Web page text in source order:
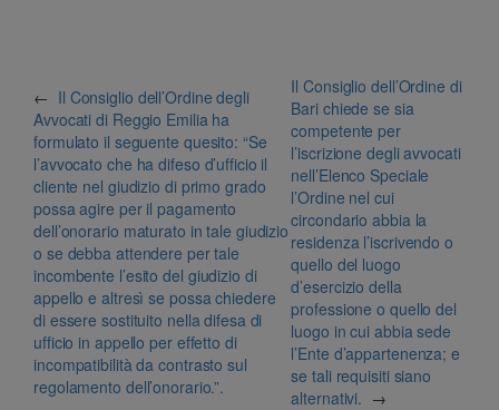
← Il Consiglio dell’Ordine degli
Avvocati di Reggio Emilia ha
formulato il seguente quesito: “Se
l’avvocato che ha difeso d’ufficio il
cliente nel giudizio di primo grado
possa agire per il pagamento
dell’onorario maturato in tale giudizio
o se debba attendere per tale
incombente l’esito del giudizio di
appello e altresì se possa chiedere
di essere sostituito nella difesa di
ufficio in appello per effetto di
incompatibilità da contrasto sul
regolamento dell’onorario.”.
Il Consiglio dell’Ordine di
Bari chiede se sia
competente per
l’iscrizione degli avvocati
nell’Elenco Speciale
l’Ordine nel cui
circondario abbia la
residenza l’iscrivendo o
quello del luogo
d’esercizio della
professione o quello del
luogo in cui abbia sede
l’Ente d’appartenenza; e
se tali requisiti siano
alternativi. →